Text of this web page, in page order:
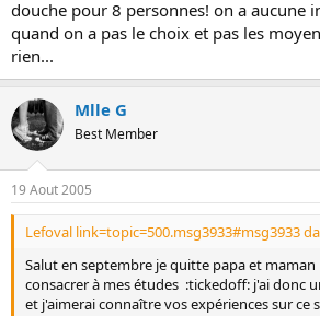
douche pour 8 personnes! on a aucune
quand on a pas le choix et pas les
rien...
Mlle G
Best Member
19 Aout 2005
Lefoval link=topic=500.msg3933#msg3933
Salut en septembre je quitte papa et
consacrer à mes études :tickedoff: j'ai donc
et j'aimerai connaître vos expériences sur ce